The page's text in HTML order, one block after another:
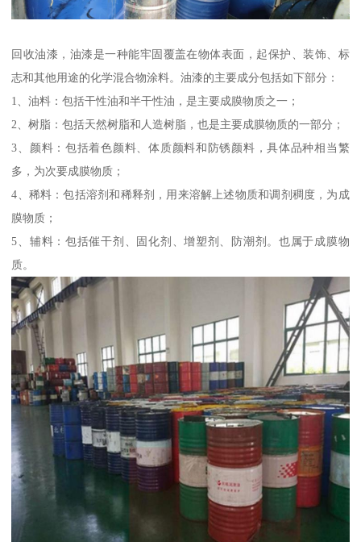
回收油漆，油漆是一种能牢固覆盖在物体表面，起保护、装饰、标
志和其他用途的化学混合物涂料。油漆的主要成分包括如下部分：
1、油料：包括干性油和半干性油，是主要成膜物质之一；
2、树脂：包括天然树脂和人造树脂，也是主要成膜物质的一部分；
3、颜料：包括着色颜料、体质颜料和防锈颜料，具体品种相当繁
多，为次要成膜物质；
4、稀料：包括溶剂和稀释剂，用来溶解上述物质和调剂稠度，为成
膜物质；
5、辅料：包括催干剂、固化剂、增塑剂、防潮剂。也属于成膜物
质。